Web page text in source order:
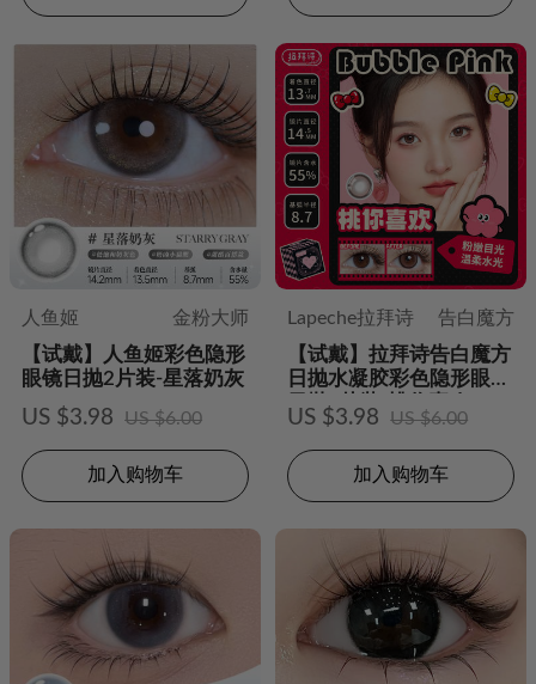
人鱼姬
金粉大师
【试戴】人鱼姬彩色隐形
眼镜日抛2片装-星落奶灰
US $3.98 US $6.00
加入购物车
Lapeche拉拜诗
告白魔方
【试戴】拉拜诗告白魔方
日抛水凝胶彩色隐形眼镜
日抛2片装-桃你喜欢
US $3.98 US $6.00
加入购物车